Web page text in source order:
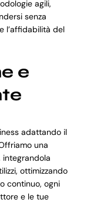
agili,
senza
l’affidabilità del
e
adattando il
una
integrandola
ottimizzando
continuo, ogni
e le tue